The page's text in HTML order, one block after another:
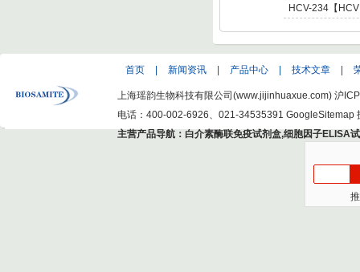
C Virus NS5
肝炎病毒NS5,
HCV-234【
Hepatitis C Virus
首页 新闻资讯 产品中心 技术文章
上海瑶韵生物科技有限公司(www.jijinhuaxue.com) 沪
电话：400-002-6926、021-34535391 GoogleSitemap
主营产品导航： 白介素酶联免疫试剂盒,细胞因子ELISA